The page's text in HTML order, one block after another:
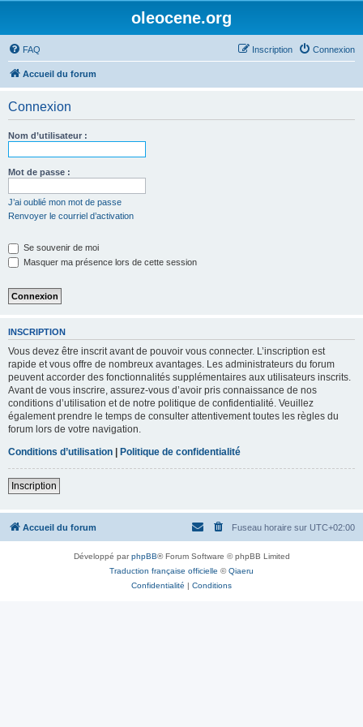
oleocene.org
FAQ Connexion
Inscription
Accueil du forum
Connexion
Nom d’utilisateur :
Mot de passe :
J’ai oublié mon mot de passe
Renvoyer le courriel d’activation
Se souvenir de moi
Masquer ma présence lors de cette session
INSCRIPTION
Vous devez être inscrit avant de pouvoir vous connecter. L’inscription est
rapide et vous offre de nombreux avantages. Les administrateurs du forum
peuvent accorder des fonctionnalités supplémentaires aux utilisateurs inscrits.
Avant de vous inscrire, assurez-vous d’avoir pris connaissance de nos
conditions d’utilisation et de notre politique de confidentialité. Veuillez
également prendre le temps de consulter attentivement toutes les règles du
forum lors de votre navigation.
Conditions d’utilisation | Politique de confidentialité
Inscription
Accueil du forum Fuseau horaire sur UTC+02:00
Développé parphpBB® Forum Software © phpBB Limited
Traduction française officielle ©Qiaeru
Confidentialité | Conditions